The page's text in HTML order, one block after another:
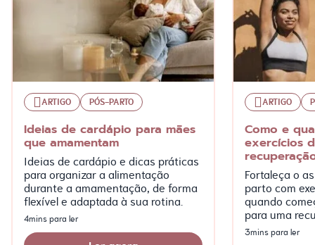
ARTIGO PÓS-PARTO
Ideias de cardápio para mães
que amamentam
Ideias de cardápio e dicas práticas
para organizar a alimentação
durante a amamentação, de forma
flexível e adaptada à sua rotina.
4mins para ler
ARTIGO
Como e
exercícios
Fortaleça o
parto com
quando
para uma
segura.
3mins para ler